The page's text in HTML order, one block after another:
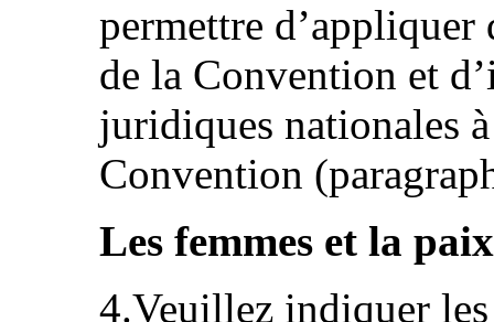
permettre
de la Convention et
juridiques nationales
Convention
Les femmes et la
4.Veuillez indiquer les